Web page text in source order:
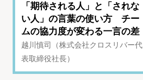
「期待される人」と「されな
い人」の言葉の使い方 チー
ムの協力度が変わる一言の差
越川慎司（株式会社クロスリバー代
表取締役社長）